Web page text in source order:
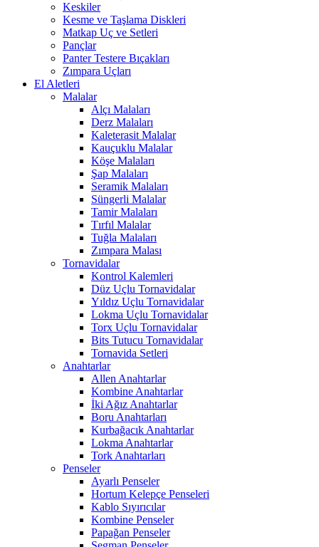
Keskiler
Kesme ve Taşlama Diskleri
Matkap Uç ve Setleri
Pançlar
Panter Testere Bıçakları
Zımpara Uçları
El Aletleri
Malalar
Alçı Malaları
Derz Malaları
Kaleterasit Malalar
Kauçuklu Malalar
Köşe Malaları
Şap Malaları
Seramik Malaları
Süngerli Malalar
Tamir Malaları
Tırfıl Malalar
Tuğla Malaları
Zımpara Malası
Tornavidalar
Kontrol Kalemleri
Düz Uçlu Tornavidalar
Yıldız Uçlu Tornavidalar
Lokma Uçlu Tornavidalar
Torx Uçlu Tornavidalar
Bits Tutucu Tornavidalar
Tornavida Setleri
Anahtarlar
Allen Anahtarlar
Kombine Anahtarlar
İki Ağız Anahtarlar
Boru Anahtarları
Kurbağacık Anahtarlar
Lokma Anahtarlar
Tork Anahtarları
Penseler
Ayarlı Penseler
Hortum Kelepçe Penseleri
Kablo Sıyırıcılar
Kombine Penseler
Papağan Penseler